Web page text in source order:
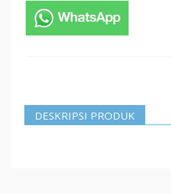
DESKRIPSI PRODUK